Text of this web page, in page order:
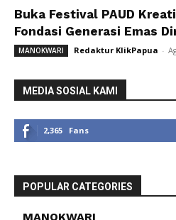
Buka Festival PAUD
Fondasi Generasi Emas
MANOKWARI Redaktur KlikPapua -
MEDIA SOSIAL KAMI
2,365 Fans
POPULAR CATEGORIES
MANOKWARI